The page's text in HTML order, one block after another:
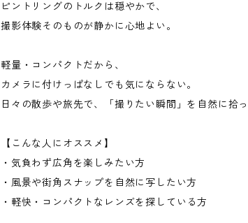
ピントリングのトルクは穏やかで、
撮影体験そのものが静かに心地よい。
軽量・コンパクトだから、
カメラに付けっぱなしでも気にならない。
日々の散歩や旅先で、「撮りたい瞬間」を自然に拾
【こんな人にオススメ】
・気負わず広角を楽しみたい方
・風景や街角スナップを自然に写したい方
・軽快・コンパクトなレンズを探している方